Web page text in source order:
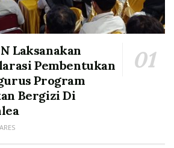
Laksanakan
Pembentukan
Program
Bergizi Di